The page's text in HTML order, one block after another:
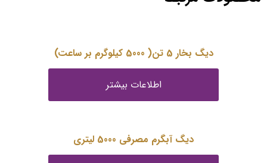
دیگ بخار 5 تن( 5000 کیلوگرم بر ساعت)
اطلاعات بیشتر
دیگ آبگرم مصرفی 5000 لیتری